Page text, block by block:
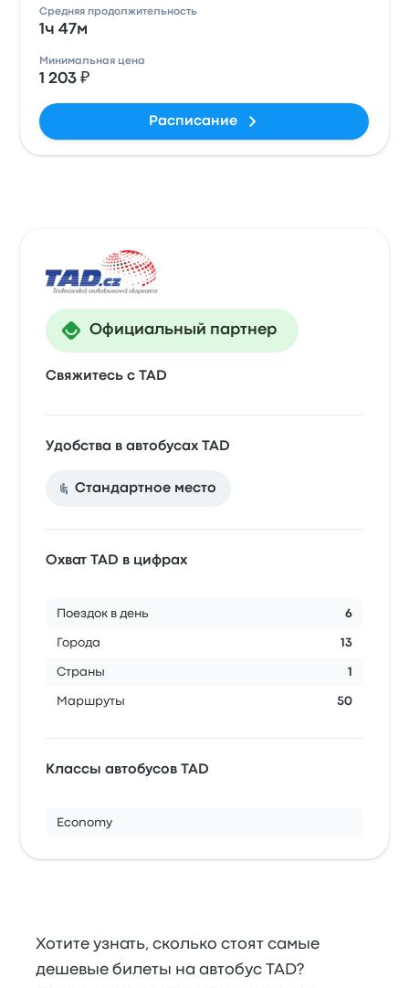
Средняя продолжительность
1ч 47м
Минимальная цена
1 203 ₽
Расписание
Официальный партнер
Свяжитесь с TAD
Удобства в автобусах TAD
Стандартное место
Охват TAD в цифрах
Поездок в день 6
Города 13
Страны 1
Маршруты 50
Классы автобусов TAD
Economy
Хотите узнать, сколько стоят самые
дешевые билеты на автобус TAD?